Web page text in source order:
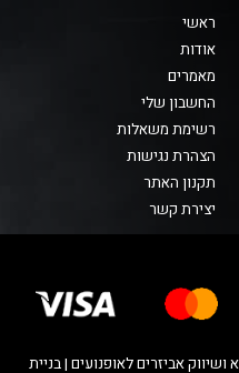
ראשי
אודות
מאמרים
החשבון שלי
רשימת משאלות
הצהרת נגישות
תקנון האתר
יצירת קשר
אביזרים לאופנועים | בניית